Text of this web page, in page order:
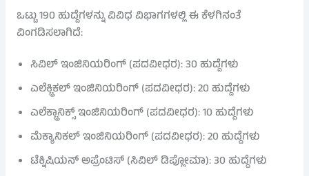
ಒಟ್ಟು 190 ಹುದ್ದೆಗಳನ್ನು ವಿವಿಧ ವಿಭಾಗಗಳಲ್ಲಿ ಈ ಕೆಳಗಿನಂತೆ
ವಿಂಗಡಿಸಲಾಗಿದೆ:
ಸಿವಿಲ್ ಇಂಜಿನಿಯರಿಂಗ್ (ಪದವೀಧರ): 30 ಹುದ್ದೆಗಳು
ಎಲೆಕ್ಟ್ರಿಕಲ್ ಇಂಜಿನಿಯರಿಂಗ್ (ಪದವೀಧರ): 20 ಹುದ್ದೆಗಳು
ಎಲೆಕ್ಟ್ರಾನಿಕ್ಸ್ ಇಂಜಿನಿಯರಿಂಗ್ (ಪದವೀಧರ): 10 ಹುದ್ದೆಗಳು
ಮೆಕ್ಯಾನಿಕಲ್ ಇಂಜಿನಿಯರಿಂಗ್ (ಪದವೀಧರ): 20 ಹುದ್ದೆಗಳು
ಟೆಕ್ನಿಷಿಯನ್ ಅಪ್ರೆಂಟಿಸ್ (ಸಿವಿಲ್ ಡಿಪ್ಲೋಮಾ): 30 ಹುದ್ದೆಗಳು